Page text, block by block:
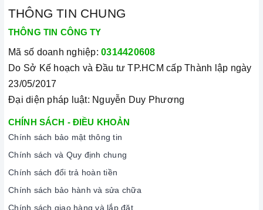
THÔNG TIN CHUNG
THÔNG TIN CÔNG TY
Mã số doanh nghiệp: 0314420608
Do Sở Kế hoạch và Đầu tư TP.HCM cấp Thành lập ngày
23/05/2017
Đại diện pháp luật: Nguyễn Duy Phương
CHÍNH SÁCH - ĐIỀU KHOẢN
Chính sách bảo mật thông tin
Chính sách và Quy định chung
Chính sách đổi trả hoàn tiền
Chính sách bảo hành và sửa chữa
Chính sách giao hàng và lắp đặt